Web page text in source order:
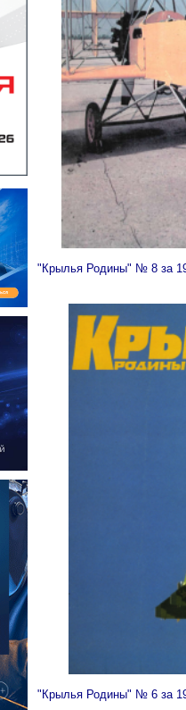
"Крылья Родины" № 8 за
"Крылья Родины" № 6 за